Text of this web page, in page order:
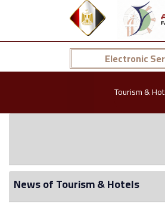
Electronic
Tourism &
News of Tourism & Hotels